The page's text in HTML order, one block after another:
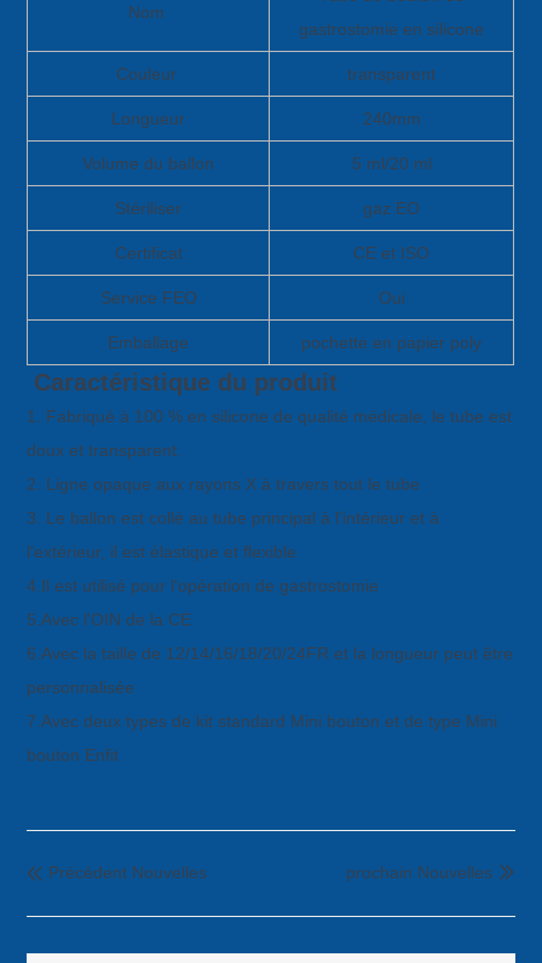
Nom
gastrostomie en silicone
Couleur transparent
Longueur 240mm
Volume du ballon 5 ml/20 ml
Stériliser gaz EO
Certificat CE et ISO
Service FEO Oui
Emballage pochette en papier poly
Caractéristique du produit
1. Fabriqué à 100 % en silicone de qualité médicale, le tube est
doux et transparent.
2. Ligne opaque aux rayons X à travers tout le tube
3. Le ballon est collé au tube principal à l'intérieur et à
l'extérieur, il est élastique et flexible
4.Il est utilisé pour l'opération de gastrostomie
5.Avec l'OIN de la CE
6.Avec la taille de 12/14/16/18/20/24FR et la longueur peut être
personnalisée
7.Avec deux types de kit standard Mini bouton et de type Mini
bouton Enfit
 Précédent Nouvelles 
prochain Nouvelles